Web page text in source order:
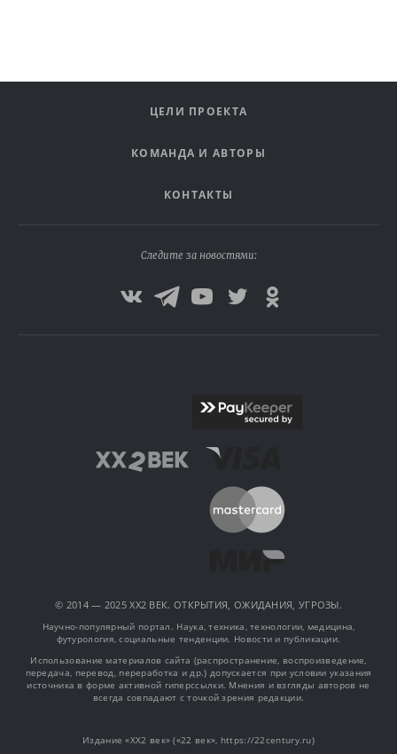
ЦЕЛИ ПРОЕКТА
КОМАНДА И АВТОРЫ
КОНТАКТЫ
Следите за новостями:
© 2014 — 2025 XX2 ВЕК. ОТКРЫТИЯ, ОЖИДАНИЯ, УГРОЗЫ.
Научно-популярный портал. Наука, техника, технологии, медицина,
футурология, социальные тенденции. Новости и публикации.
Использование материалов сайта (распространение, воспроизведение,
передача, перевод, переработка и др.) допускается при условии указания
источника в форме активной гиперссылки. Мнения и взгляды авторов не
всегда совпадают с точкой зрения редакции.
Издание «XX2 век» («22 век», https://22century.ru)